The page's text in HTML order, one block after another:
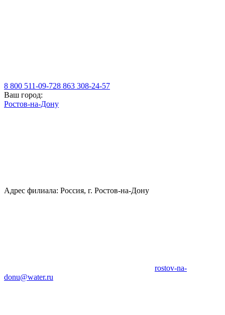
8 800 511-09-728 863 308-24-57
Ваш город:
Ростов-на-Дону
Адрес филиала: Россия, г. Ростов-на-Дону
rostov-na-
donu@water.ru